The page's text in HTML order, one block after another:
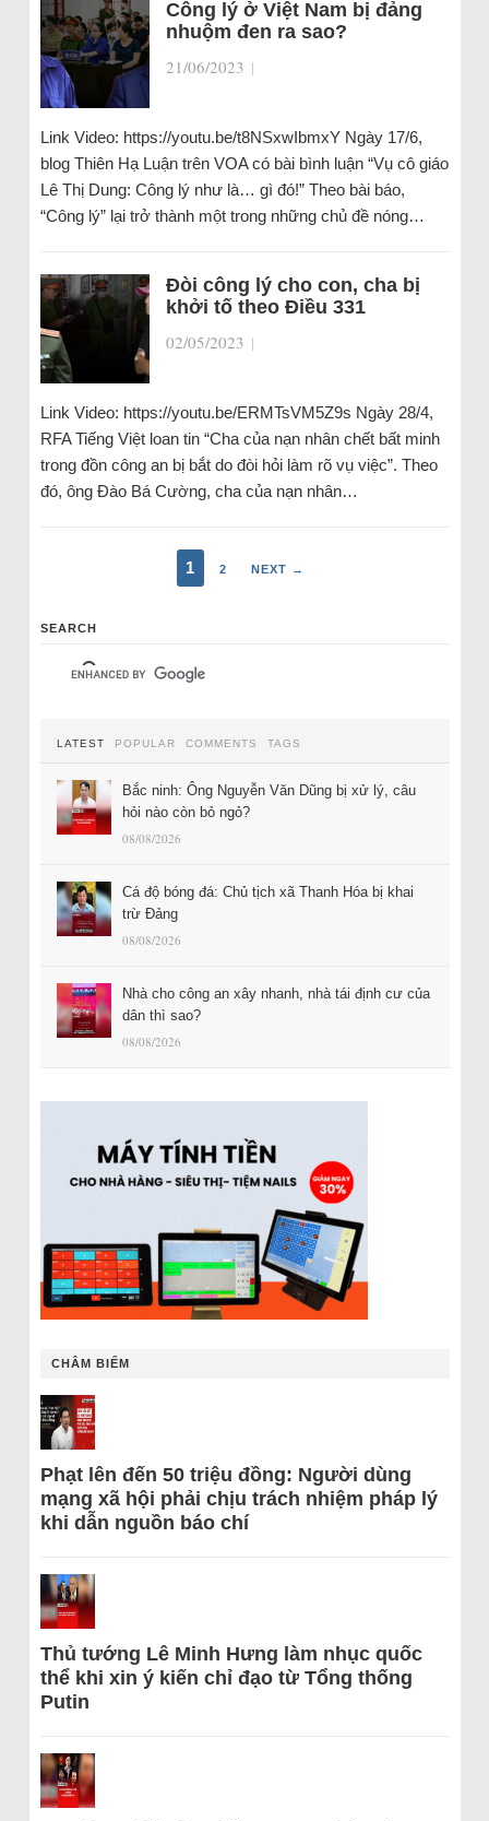
Công lý ở Việt Nam bị đảng
nhuộm đen ra sao?
21/06/2023 |
Link Video: https://youtu.be/t8NSxwIbmxY Ngày 17/6,
blog Thiên Hạ Luận trên VOA có bài bình luận “Vụ cô giáo
Lê Thị Dung: Công lý như là… gì đó!” Theo bài báo,
“Công lý” lại trở thành một trong những chủ đề nóng…
Đòi công lý cho con, cha bị
khởi tố theo Điều 331
02/05/2023 |
Link Video: https://youtu.be/ERMTsVM5Z9s Ngày 28/4,
RFA Tiếng Việt loan tin “Cha của nạn nhân chết bất minh
trong đồn công an bị bắt do đòi hỏi làm rõ vụ việc”. Theo
đó, ông Đào Bá Cường, cha của nạn nhân…
1 2 NEXT →
SEARCH
LATEST POPULAR COMMENTS TAGS
Bắc ninh: Ông Nguyễn Văn Dũng bị xử lý, câu
hỏi nào còn bỏ ngỏ?
08/08/2026
Cá độ bóng đá: Chủ tịch xã Thanh Hóa bị khai
trừ Đảng
08/08/2026
Nhà cho công an xây nhanh, nhà tái định cư của
dân thì sao?
08/08/2026
CHÂM BIẾM
Phạt lên đến 50 triệu đồng: Người dùng
mạng xã hội phải chịu trách nhiệm pháp lý
khi dẫn nguồn báo chí
Thủ tướng Lê Minh Hưng làm nhục quốc
thể khi xin ý kiến chỉ đạo từ Tổng thống
Putin